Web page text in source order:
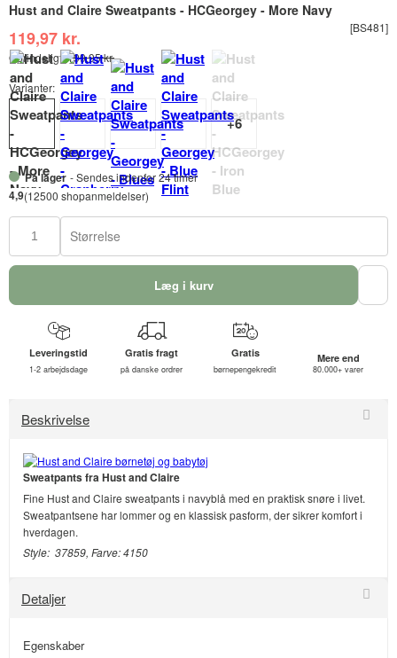
Hust and Claire Sweatpants - HCGeorgey - More Navy
[BS481]
119,97 kr.
Oprindeligt:199,95 kr.
Varianter:
På lager - Sendes indenfor 24 timer
4,9(12500 shopanmeldelser)
Størrelse
Læg i kurv
Leveringstid
1-2 arbejdsdage
Gratis fragt
på danske ordrer
Gratis
børnepengekredit
Mere end
80.000+ varer
Beskrivelse
Sweatpants fra Hust and Claire
Fine Hust and Claire sweatpants i navyblå med en praktisk snøre i livet.
Sweatpantsene har lommer og en klassisk pasform, der sikrer komfort i
hverdagen.
Style: 37859, Farve: 4150
Detaljer
Egenskaber